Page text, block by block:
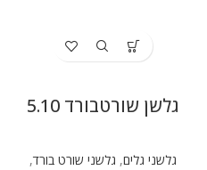
גלשן שורטבורד 5.10
גלשני גלים, גלשני שורט בורד,